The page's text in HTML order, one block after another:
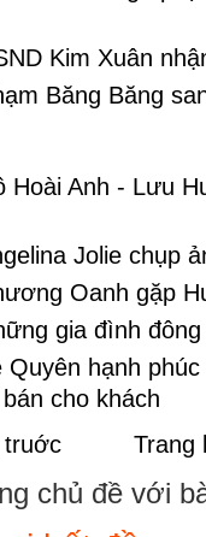
Kim Xuân
Băng Băng
Hoài Anh - Lưu
Jolie chụp
Oanh gặp
gia đình
Quyên hạnh
cho khách
truớc
Trang
chủ đề với